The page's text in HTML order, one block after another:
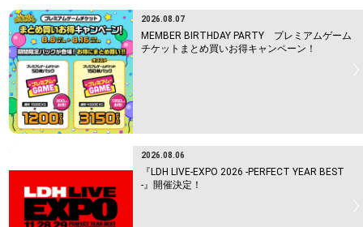
2026.08.07
MEMBER BIRTHDAY PARTY プレミアムゲーム
チケットまとめ買いお得キャンペーン！
2026.08.06
『LDH LIVE-EXPO 2026 -PERFECT YEAR BEST
-』開催決定！